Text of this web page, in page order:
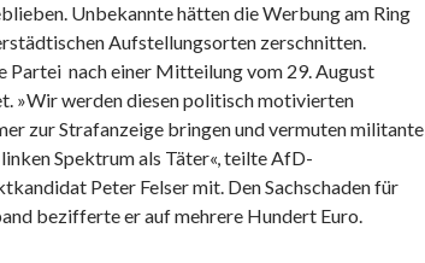
Unbekannte hätten die Werbung am Ring
Aufstellungsorten zerschnitten.
Partei nach einer Mitteilung vom 29. August
»Wir werden diesen politisch motivierten
zur Strafanzeige bringen und vermuten militante
Spektrum als Täter«, teilte AfD-
Peter Felser mit. Den Sachschaden für
bezifferte er auf mehrere Hundert Euro.
der AfD zerstört